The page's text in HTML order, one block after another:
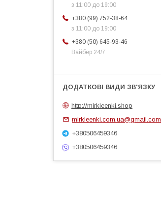
з 11:00 до 19:00
+380 (99) 752-38-64
з 11:00 до 19:00
+380 (50) 645-93-46
Вайбер 24/7
http://mirkleenki.shop
mirkleenki.com.ua@gmail.com
+380506459346
+380506459346